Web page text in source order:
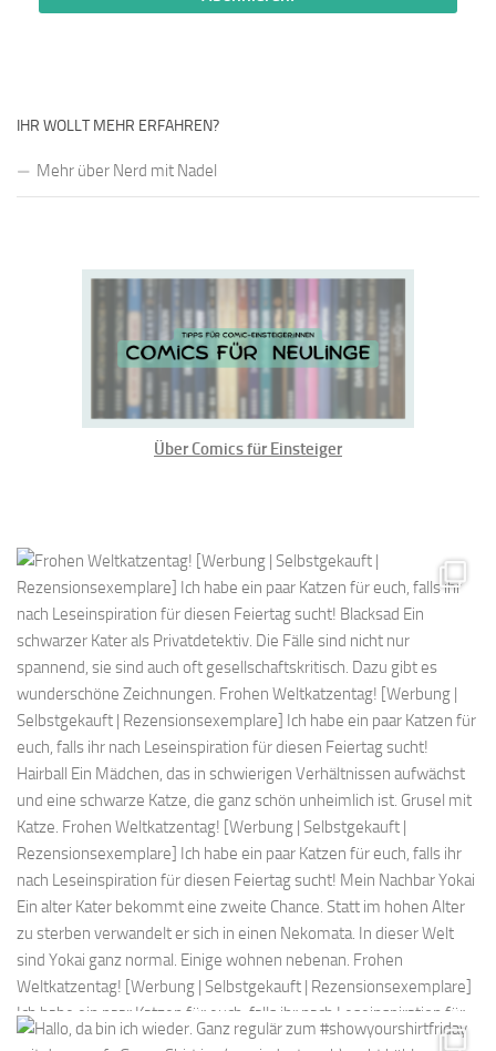
IHR WOLLT MEHR ERFAHREN?
Mehr über Nerd mit Nadel
Über Comics für Einsteiger